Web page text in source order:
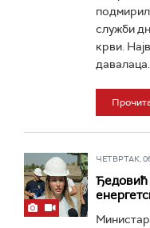
служби
крви.
ЧЕТВРТАК,
Ђедовић